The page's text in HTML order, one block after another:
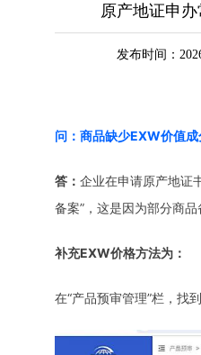
原产地证申
发布时间：
问：商品缺少EXW价值
答： 企业在申请原产地证
备案”，这是因为部分商
补充EXW价格方法为：
在“产品预审管理”栏，找